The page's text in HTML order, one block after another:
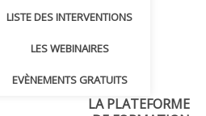
LISTE DES INTERVENTIONS
LES WEBINAIRES
EVÈNEMENTS GRATUITS
LA PLATEFORME